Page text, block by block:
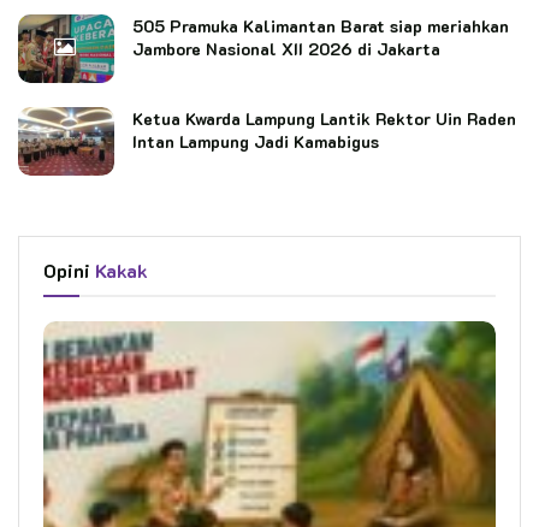
505 Pramuka Kalimantan Barat siap meriahkan
Jambore Nasional XII 2026 di Jakarta
Ketua Kwarda Lampung Lantik Rektor Uin Raden
Intan Lampung Jadi Kamabigus
Opini Kakak